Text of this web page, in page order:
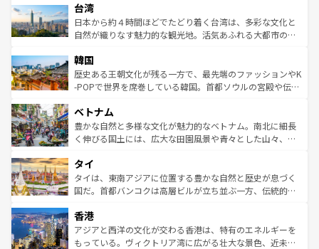
ならではの贅沢な旅のスタイルだ。 なお、新着のアメリカ
情報はコンテンツ一覧を参照してほしい。
れるおもてなしの心で訪れる人々を迎えてくれるハワイの
人々、おいしいローカルフードやハワイアンミュージッ
ク、伝統的なフラダンスなど、すべてがハワイの魅力を彩
ワイを、存分に味わってほしい。 なお、新着のハワイ情報
はコンテンツ一覧を参照してほしい。
リアリーフや大陸中央部にそびえるウルル（エアーズロッ
ク）、タスマニアの美しい原生林やケアンズの熱帯雨林な
ど、見どころがたくさん。また、カフェやワイン、オージ
いる。アクティビティも充実しており、サーフィンやダイ
ビング、ハイキングなど、アウトドア好きにはたまらな
い。オーストラリアの多彩な魅力を存分に味わいつくそ
参照してほしい。
台湾
日本から約４時間ほどでたどり着く台湾は、多彩な文化と
自然が織りなす魅力的な観光地。活気あふれる大都市の台
ン）、静ひつな山岳地帯である台湾東部など、都市の喧騒
と山間の静けさが共存しており、訪れる人に新しい発見と
驚きをもたらしてくれる。また、奥深い台湾の食文化も魅
容にもいいと評判のスイーツなど、バラエティ豊かな料理
が味わえる。 なお、新着の台湾情報は コンテンツ一覧を参
照してほしい。
韓国
歴史ある王朝文化が残る一方で、最先端のファッションやK
-POPで世界を席巻している韓国。首都ソウルの宮殿や伝統
き、地方に足を延ばせば四季折々の自然美を楽しむことが
できる。そして、キムチや焼肉、絶品のストリートフード
まで、さまざまな韓国料理が待っている。夜には、韓国な
リティに包まれながら、韓国の多彩な魅力を心ゆくまで味
わってみてほしい。 なお、新着の韓国情報はコンテンツ一
覧を参照してほしい。
ベトナム
豊かな自然と多様な文化が魅力的なベトナム。南北に細長
く伸びる国土には、広大な田園風景や青々とした山々、世
急速な発展と共に伝統が息づく。ハノイの古い町並みやホ
ーチミン市のフランス統治時代の建物も、独特の雰囲気を
醸し出している。また、バラエティの豊かさとおいしさで
とつ。フォーやバインミー、ベトナムコーヒーなどは、ぜ
ひ現地で味わいたい。どの地域を訪れてもあたたかい人々
が旅行者を迎えてくれるので、きっと忘れられない旅にな
タイ
タイは、東南アジアに位置する豊かな自然と歴史が息づく
国だ。首都バンコクは高層ビルが立ち並ぶ一方、伝統的な
の活気が交差している。北部ではチェンマイなどの山岳地
帯で自然と触れ合い、南部ではプーケットやクラビの美し
いビーチでリゾート気分を楽しむことができる。タイ料理
香港
アジアと西洋の文化が交わる香港は、特有のエネルギーを
もっている。ヴィクトリア湾に広がる壮大な景色、近未来